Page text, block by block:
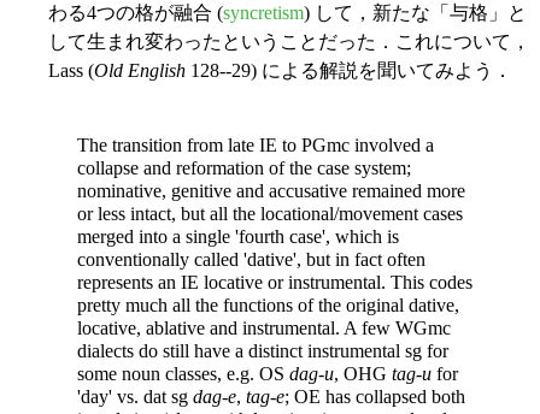
わる4つの格が融合 (syncretism) して，新たな「与格」と
して生まれ変わったということだった．これについて，
Lass (Old English 128--29) による解説を聞いてみよう．
The transition from late IE to PGmc involved a
collapse and reformation of the case system;
nominative, genitive and accusative remained more
or less intact, but all the locational/movement cases
merged into a single 'fourth case', which is
conventionally called 'dative', but in fact often
represents an IE locative or instrumental. This codes
pretty much all the functions of the original dative,
locative, ablative and instrumental. A few WGmc
dialects do still have a distinct instrumental sg for
some noun classes, e.g. OS dag-u, OHG tag-u for
'day' vs. dat sg dag-e, tag-e; OE has collapsed both